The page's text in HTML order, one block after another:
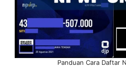
Panduan Cara Daftar